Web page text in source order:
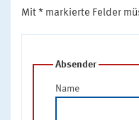
Mit * markierte Felder
Absender
Name